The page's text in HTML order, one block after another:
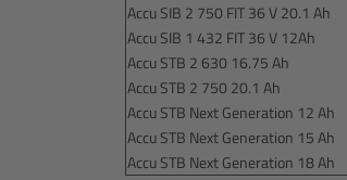
Accu SIB 2 750 FIT 36 V 20.1 Ah
Accu SIB 1 432 FIT 36 V 12Ah
Accu STB 2 630 16.75 Ah
Accu STB 2 750 20.1 Ah
Accu STB Next Generation 12 Ah
Accu STB Next Generation 15 Ah
Accu STB Next Generation 18 Ah